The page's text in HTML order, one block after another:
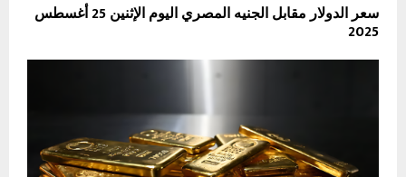
سعر الدولار مقابل الجنيه المصري اليوم الإثنين 25 أغسطس
2025